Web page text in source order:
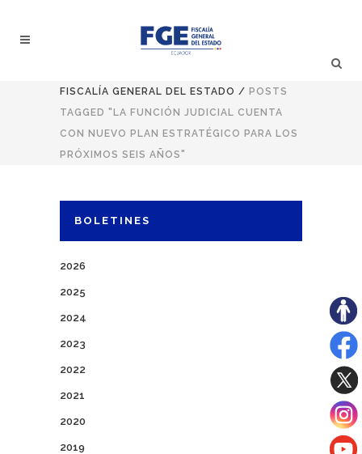
FISCALÍA GENERAL DEL ESTADO / POSTS
TAGGED "LA FUNCIÓN JUDICIAL CUENTA
CON NUEVO PLAN ESTRATÉGICO PARA LOS
PRÓXIMOS SEIS AÑOS"
BOLETINES
2026
2025
2024
2023
2022
2021
2020
2019